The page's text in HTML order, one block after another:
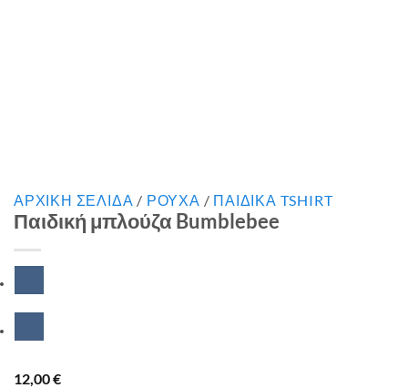
ΑΡΧΙΚΉ ΣΕΛΊΔΑ / ΡΟΥΧΑ / ΠΑΙΔΙΚΑ TSHIRT
Παιδική μπλούζα Bumblebee
12,00€